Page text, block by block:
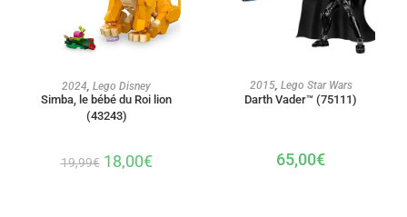
AJOUTER AU PANIER
2024, Lego Disney
Simba, le bébé du Roi lion
(43243)
19,99€ 18,00€
AJOUTER AU PANIER
2015, Lego Star Wars
Darth Vader™ (75111)
65,00€